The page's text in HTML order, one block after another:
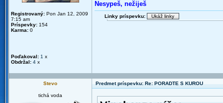
Registrovaný: Pon Jan 12, 2009
7:15 am
Príspevky: 154
Karma: 0
Poďakoval: 1 x
Obdržal: 4 x
Nesypeš, nežiješ
Linky príspevku:
Stevo Predmet príspevku: Re: PORADTE S KUROU
tichá voda